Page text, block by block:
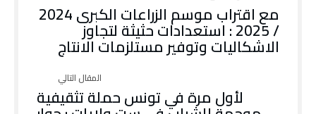
مع اقتراب موسم الزراعات الكبرى 2024
/ 2025 : استعدادات حثيثة لتجاوز
الاشكاليات وتوفير مستلزمات الانتاج
لأول مرة في تونس حملة تثقيفية